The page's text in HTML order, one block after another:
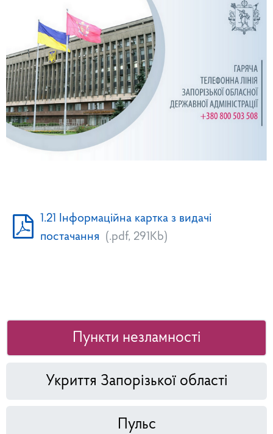
1.21 Інформаційна картка з видачі
постачання (.pdf, 291Kb)
Пункти незламності
Укриття Запорізької області
Пульс